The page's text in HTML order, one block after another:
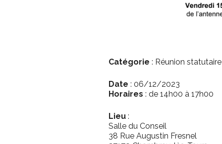
Catégorie : Réunion statutaire
Date : 06/12/2023
Horaires : de 14h00 à 17h00
Lieu:
Salle du Conseil
38 Rue Augustin Fresnel